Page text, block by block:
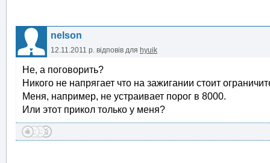
nelson
12.11.2011 р. відповів для hyuik
Не, а поговорить?
Никого не напрягает что на зажигании стоит
Меня, например, не устраивает порог в 8000.
Или этот прикол только у меня?